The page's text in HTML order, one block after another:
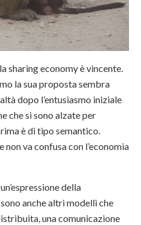
sharing economy è vincente.
la sua proposta sembra
dopo l’entusiasmo iniziale
che si sono alzate per
è di tipo semantico.
non va confusa con l’economia
della
anche altri modelli che
una comunicazione